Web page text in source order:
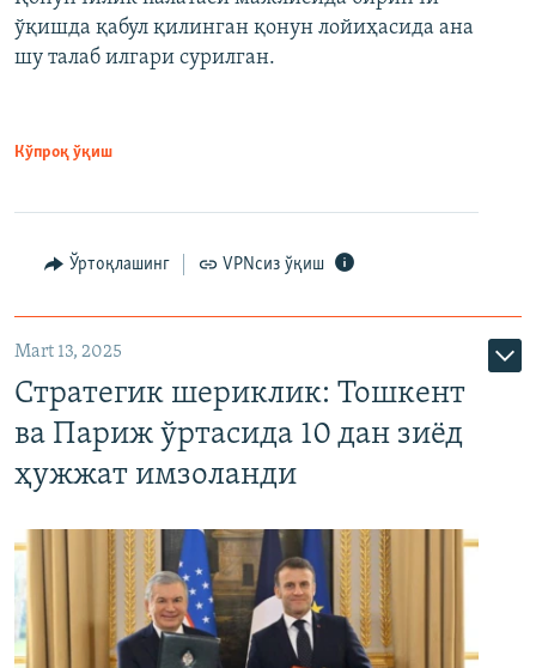
ўқишда қабул қилинган қонун лойиҳасида ана
шу талаб илгари сурилган.
Кўпроқ ўқиш
Ўртоқлашинг VPNсиз ўқиш
Mart 13, 2025
Стратегик шериклик: Тошкент
ва Париж ўртасида 10 дан зиёд
ҳужжат имзоланди